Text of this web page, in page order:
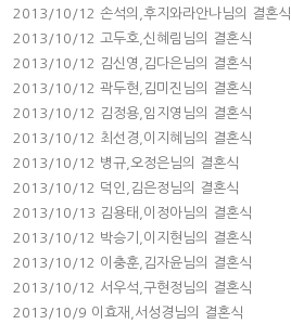
2013/10/12 손석의,후지와라안나님의 결혼식
2013/10/12 고두호,신혜림님의 결혼식
2013/10/12 김신영,김다은님의 결혼식
2013/10/12 곽두현,김미진님의 결혼식
2013/10/12 김정용,임지영님의 결혼식
2013/10/12 최선경,이지혜님의 결혼식
2013/10/12 병규,오정은님의 결혼식
2013/10/12 덕인,김은정님의 결혼식
2013/10/13 김용태,이정아님의 결혼식
2013/10/12 박승기,이지현님의 결혼식
2013/10/12 이충훈,김자윤님의 결혼식
2013/10/12 서우석,구현정님의 결혼식
2013/10/9 이효재,서성경님의 결혼식